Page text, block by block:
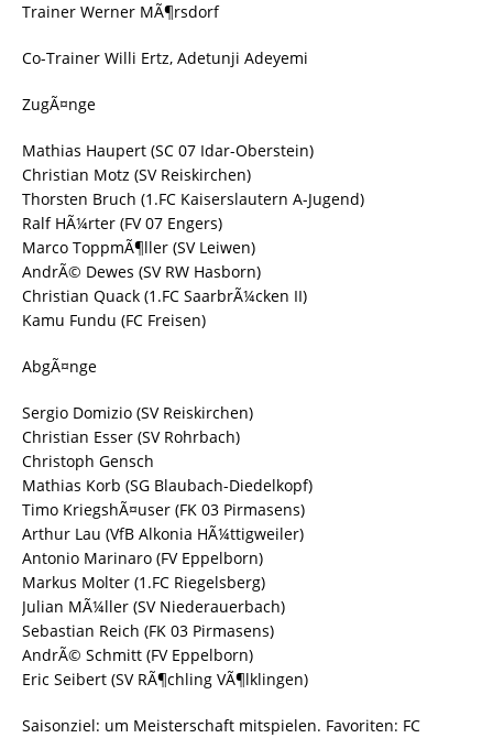
Trainer Werner MÃ¶rsdorf
Co-Trainer Willi Ertz, Adetunji Adeyemi
ZugÃ¤nge
Mathias Haupert (SC 07 Idar-Oberstein)
Christian Motz (SV Reiskirchen)
Thorsten Bruch (1.FC Kaiserslautern A-Jugend)
Ralf HÃ¼rter (FV 07 Engers)
Marco ToppmÃ¶ller (SV Leiwen)
AndrÃ© Dewes (SV RW Hasborn)
Christian Quack (1.FC SaarbrÃ¼cken II)
Kamu Fundu (FC Freisen)
AbgÃ¤nge
Sergio Domizio (SV Reiskirchen)
Christian Esser (SV Rohrbach)
Christoph Gensch
Mathias Korb (SG Blaubach-Diedelkopf)
Timo KriegshÃ¤user (FK 03 Pirmasens)
Arthur Lau (VfB Alkonia HÃ¼ttigweiler)
Antonio Marinaro (FV Eppelborn)
Markus Molter (1.FC Riegelsberg)
Julian MÃ¼ller (SV Niederauerbach)
Sebastian Reich (FK 03 Pirmasens)
AndrÃ© Schmitt (FV Eppelborn)
Eric Seibert (SV RÃ¶chling VÃ¶lklingen)
Saisonziel: um Meisterschaft mitspielen. Favoriten: FC